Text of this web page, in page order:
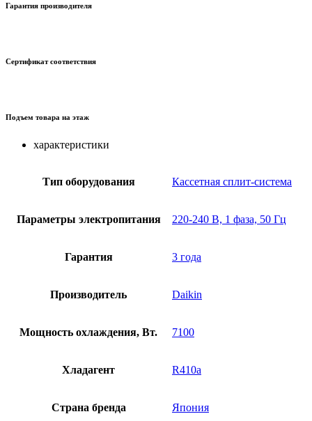
Гарантия производителя
Сертификат соответствия
Подъем товара на этаж
характеристики
Тип оборудования Кассетная сплит-система
Параметры электропитания 220-240 В, 1 фаза, 50 Гц
Гарантия 3 года
Производитель Daikin
Мощность охлаждения, Вт. 7100
Хладагент R410a
Страна бренда Япония